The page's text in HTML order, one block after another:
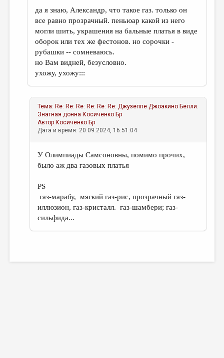
да я знаю, Александр, что такое газ. только он
все равно прозрачный. пеньюар какой из него
могли шить, украшения на бальные платья в виде
оборок или тех же фестонов. но сорочки -
рубашки -- сомневаюсь.
но Вам видней, безусловно.
ухожу, ухожу:::
Тема: Re: Re: Re: Re: Re: Re: Джузеппе Джоакино Белли.
Знатная донна Косиченко Бр
Автор Косиченко Бр
Дата и время: 20.09.2024, 16:51:04
У Олимпиады Самсоновны, помимо прочих,
было аж два газовых платья
PS
газ-марабу, мягкий газ-рис, прозрачный газ-
иллюзион, газ-кристалл. газ-шамбери; газ-
сильфида...